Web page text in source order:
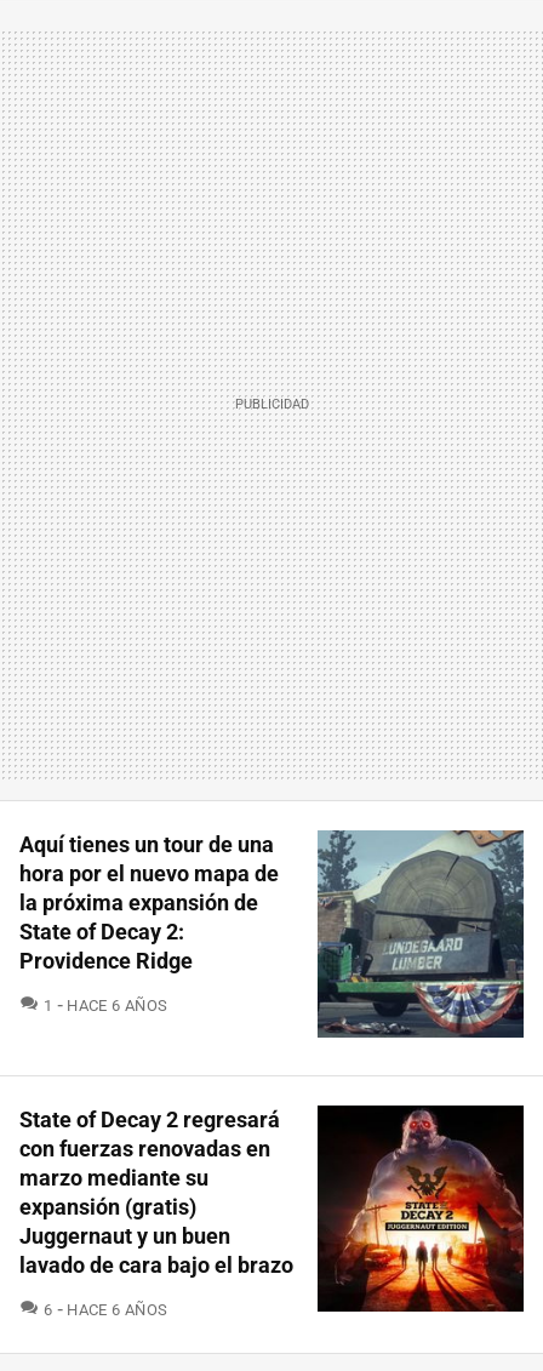
Aquí tienes un tour de una
hora por el nuevo mapa de
la próxima expansión de
State of Decay 2:
Providence Ridge
1 COMENTARIOS
HACE 6 AÑOS
State of Decay 2 regresará
con fuerzas renovadas en
marzo mediante su
expansión (gratis)
Juggernaut y un buen
lavado de cara bajo el brazo
6 COMENTARIOS
HACE 6 AÑOS